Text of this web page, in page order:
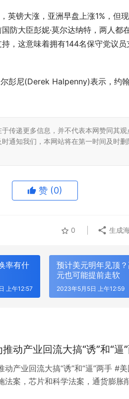
英镑大涨，亚洲早盘上涨1%，但
防大臣彭妮·莫尔达纳特，两人都
，这意味着拥有144名保守党议
彭尼(Derek Halpenny)表示，约
传递更多信息，并不代表本网赞同其
通知我们，本网站将在第一时间及时
赞 (0)
0 生成
率有什
上午12:57
预计美元明年见顶
元也可能提前走软
2023年5月5日 上午12:59
动产业回流大搞“诱”和“逼
动产业回流大搞“诱”和“逼”两手 #
法案，芯片和科学法案，通货膨